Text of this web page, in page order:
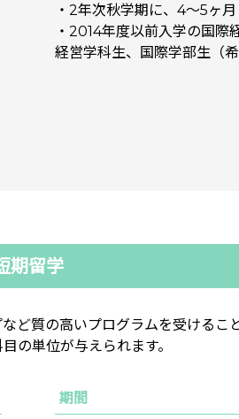
・2年次秋学期に、4～5ヶ月
・2014年度以前入学の国際
経営学科生、国際学部生（希
期留学
ど質の高いプログラムを受けるこ
の単位が与えられます。
期間